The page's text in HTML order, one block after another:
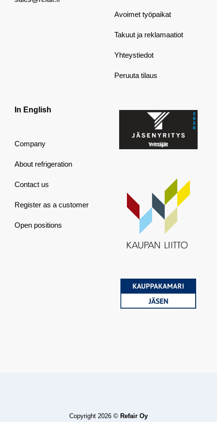
Avoimet työpaikat
Takuut ja reklamaatiot
Yhteystiedot
Peruuta tilaus
In English
Company
About refrigeration
Contact us
Register as a customer
Open positions
Copyright 2026 © Refair Oy